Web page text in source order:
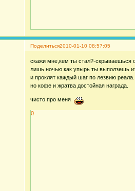
Поделиться2010-01-10 08:57:05
скажи мне,кем ты стал?-скрываешься
лишь ночью как упырь ты выползешь
и проклят каждый шаг по лезвию реала.
но кофе и жратва достойная награда.
чисто про меня
0